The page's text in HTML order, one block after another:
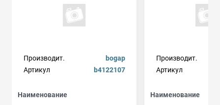
Производит.
bogap
Артикул
b4122107
Наименование
Производит.
Артикул
Наименование